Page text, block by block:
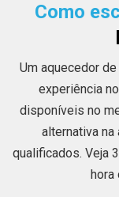
Como
Um aquecedor
experiência
disponíveis no
alternativa
qualificados. Veja
hora